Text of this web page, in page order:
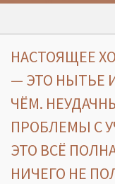
События Москвы
Интересные места
Факты о Москве
Москва
Товары и
НАСТОЯЩЕЕ
— ЭТО НЫТЬЕ
ЧЁМ.
ПРОБЛЕМЫ С
ЭТО ВСЁ
НИЧЕГО НЕ